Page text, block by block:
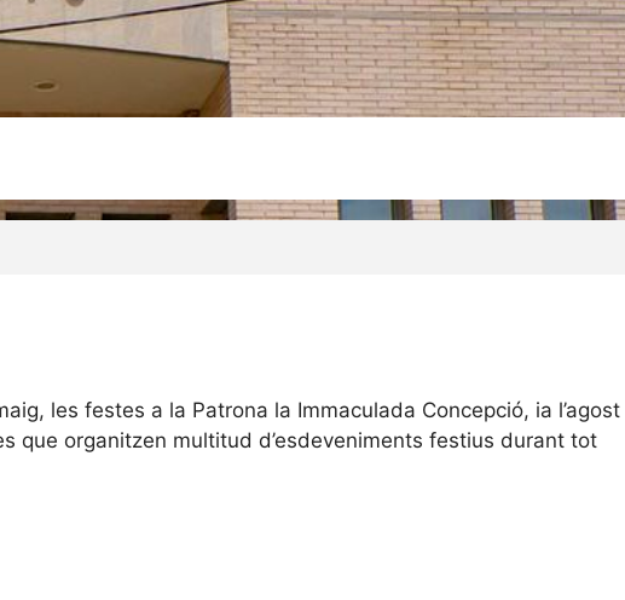
les festes a la Patrona la Immaculada Concepció, ia l’agost
que organitzen multitud d’esdeveniments festius durant tot